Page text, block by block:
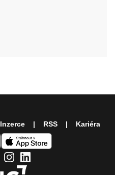
Inzerce RSS Kariéra